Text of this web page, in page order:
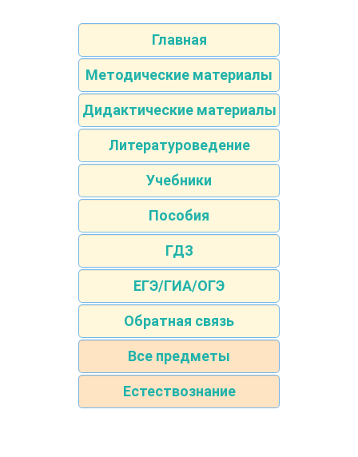
Главная
Методические материалы
Дидактические материалы
Литературоведение
Учебники
Пособия
ГДЗ
ЕГЭ/ГИА/ОГЭ
Обратная связь
Все предметы
Естествознание